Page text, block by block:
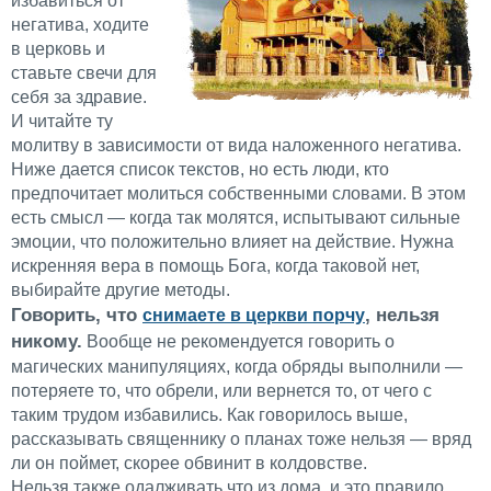
негатива, ходите
в церковь и
ставьте свечи для
себя за здравие.
И читайте ту
молитву в зависимости от вида наложенного негатива.
Ниже дается список текстов, но есть люди, кто
предпочитает молиться собственными словами. В этом
есть смысл — когда так молятся, испытывают сильные
эмоции, что положительно влияет на действие. Нужна
искренняя вера в помощь Бога, когда таковой нет,
выбирайте другие методы.
Говорить, что снимаете в церкви порчу, нельзя
никому. Вообще не рекомендуется говорить о
магических манипуляциях, когда обряды выполнили —
потеряете то, что обрели, или вернется то, от чего с
таким трудом избавились. Как говорилось выше,
рассказывать священнику о планах тоже нельзя — вряд
ли он поймет, скорее обвинит в колдовстве.